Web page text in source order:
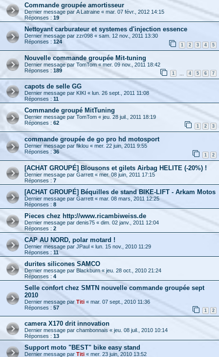
Commande groupée amortisseur
Dernier message par A Latraine « mar. 07 févr., 2012 14:15
Réponses : 19
Nettoyant carburateur et systemes d'injection essence
Dernier message par zzr098 « sam. 12 nov., 2011 13:30
Réponses : 124
1 2 3 4 5
Nouvelle commande groupée Mit-tuning
Dernier message par TomTom« mer. 09 nov., 2011 18:42
Réponses : 189
1 4 5 6 7
capots de selle GG
Dernier message par KIKI « lun. 26 sept., 2011 11:08
Réponses : 11
Commande groupé MitTuning
Dernier message par TomTom « jeu. 28 juil., 2011 18:19
Réponses : 62
1 2 3
commande groupée de go pro hd motosport
Dernier message par fiklou « mer. 22 juin, 2011 9:55
Réponses :36
1 2
[ACHAT GROUPÉ] Blousons et gilets Airbag HELITE (-20%) !
Dernier message par Garrett « mer. 08 juin, 2011 17:15
Réponses : 7
[ACHAT GROUPÉ] Béquilles de stand BIKE-LIFT - Arkam Motos
Dernier message par Garrett « mar. 08 mars, 2011 12:25
Réponses : 8
Pieces chez http://www.ricambiweiss.de
Dernier message par denis75 « dim. 02 janv., 2011 12:04
Réponses : 2
CAP AU NORD, polar motard !
Dernier message par JPaul « lun. 15 nov., 2010 11:29
Réponses : 11
durites silicones SAMCO
Dernier message par Blackburn « jeu. 28 oct., 2010 21:24
Réponses : 4
Selle confort chez SMTN nouvelle commande groupée sept
2010
Dernier message par Titi « mar. 07 sept., 2010 11:36
Réponses : 57
1 2
camera X170 drit innovation
Dernier message par chambonnais « jeu. 08 juil., 2010 10:14
Réponses : 13
Support moto "BEST" bike easy stand
Dernier message par Titi « mer. 23 juin, 2010 13:52